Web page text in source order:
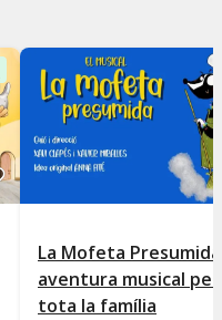
La Mofeta
aventura musical
tota la família